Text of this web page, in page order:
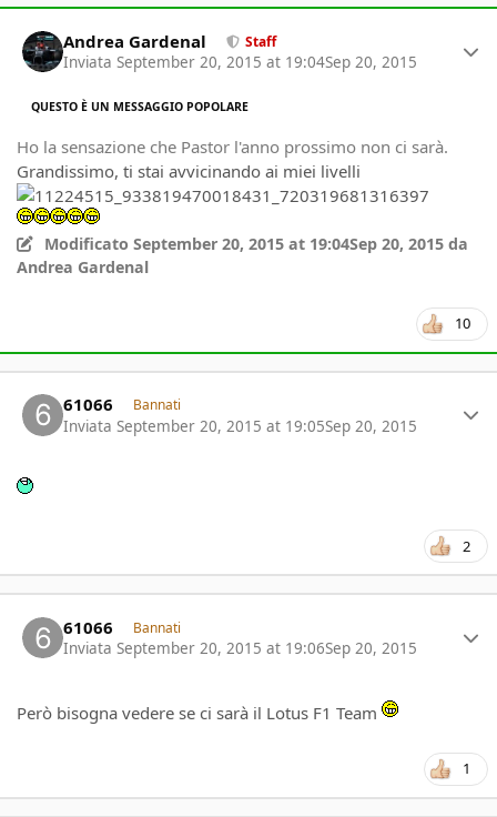
Andrea Gardenal Staff
Inviata September 20, 2015 at 19:04Sep 20, 2015
QUESTO È UN MESSAGGIO POPOLARE
Ho la sensazione che Pastor l'anno prossimo non ci sarà.
Grandissimo, ti stai avvicinando ai miei livelli
ModificatoSeptember 20, 2015 at 19:04Sep 20, 2015 da
Andrea Gardenal
10
61066 Bannati
Inviata September 20, 2015 at 19:05Sep 20, 2015
2
61066 Bannati
Inviata September 20, 2015 at 19:06Sep 20, 2015
Però bisogna vedere se ci sarà il Lotus F1 Team
1